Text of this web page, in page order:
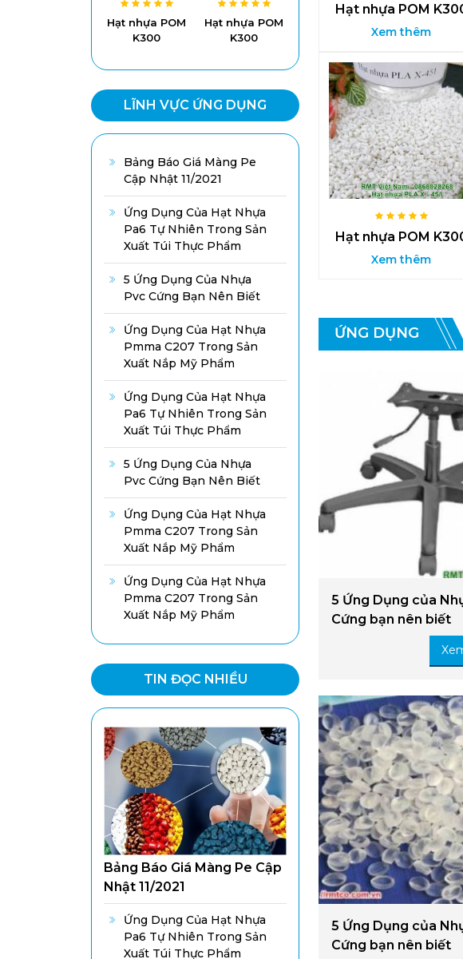
Hạt nhựa POM
K300
Hạt nhựa POM
K300
LĨNH VỰC ỨNG DỤNG
Bảng Báo Giá Màng Pe
Cập Nhật 11/2021
Ứng Dụng Của Hạt Nhựa
Pa6 Tự Nhiên Trong Sản
Xuất Túi Thực Phẩm
5 Ứng Dụng Của Nhựa
Pvc Cứng Bạn Nên Biết
Ứng Dụng Của Hạt Nhựa
Pmma C207 Trong Sản
Xuất Nắp Mỹ Phẩm
Ứng Dụng Của Hạt Nhựa
Pa6 Tự Nhiên Trong Sản
Xuất Túi Thực Phẩm
5 Ứng Dụng Của Nhựa
Pvc Cứng Bạn Nên Biết
Ứng Dụng Của Hạt Nhựa
Pmma C207 Trong Sản
Xuất Nắp Mỹ Phẩm
Ứng Dụng Của Hạt Nhựa
Pmma C207 Trong Sản
Xuất Nắp Mỹ Phẩm
TIN ĐỌC NHIỀU
Bảng Báo Giá Màng Pe Cập
Nhật 11/2021
Ứng Dụng Của Hạt Nhựa
Pa6 Tự Nhiên Trong Sản
Xuất Túi Thực Phẩm
Hạt nhựa POM
Xem thêm
Hạt nhựa POM
Xem thêm
ỨNG DỤNG
5 Ứng Dụng của
Cứng bạn nên biết
5 Ứng Dụng của
Cứng bạn nên biết